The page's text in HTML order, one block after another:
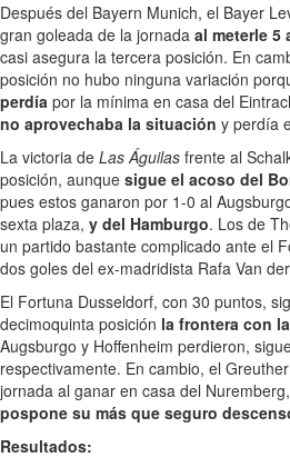
Después del Bayern Munich, el Bayer
gran goleada de la jornada al meterle 5
casi asegura la tercera posición. En
posición no hubo ninguna variación
perdía por la mínima en casa del
no aprovechaba la situación y perdía
La victoria de Las Águilas frente al
posición, aunque sigue el acoso del
pues estos ganaron por 1-0 al
sexta plaza, y del Hamburgo. Los de
un partido bastante complicado ante el
dos goles del ex-madridista Rafa Van
El Fortuna Dusseldorf, con 30 puntos,
decimoquinta posición la frontera con
Augsburgo y Hoffenheim perdieron,
respectivamente. En cambio, el
jornada al ganar en casa del
pospone su más que seguro
Resultados: